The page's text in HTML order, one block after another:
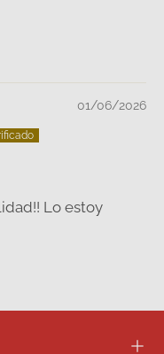
01/06/2026
Lo estoy